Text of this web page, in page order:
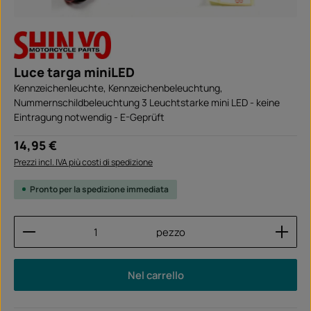
Luce targa miniLED
Kennzeichenleuchte, Kennzeichenbeleuchtung,
Nummernschildbeleuchtung 3 Leuchtstarke mini LED - keine
Eintragung notwendig - E-Geprüft
Prezzo normale:
14,95 €
Prezzi incl. IVA più costi di spedizione
Pronto per la spedizione immediata
Quantità del prodotto: inserisci la quantità
pezzo
Nel carrello